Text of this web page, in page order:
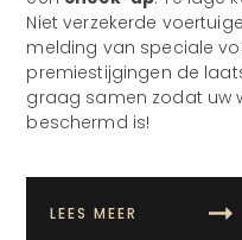
Niet verzekerde
melding van speciale
premiestijgingen de
graag samen zodat uw
beschermd is!
LEES MEER